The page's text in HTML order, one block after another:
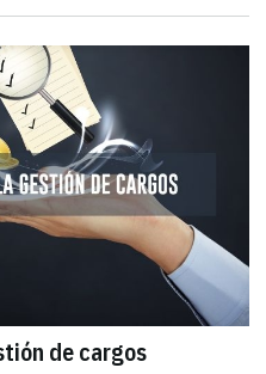
de cargos